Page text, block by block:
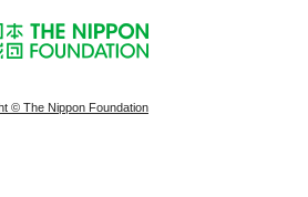
© The Nippon Foundation